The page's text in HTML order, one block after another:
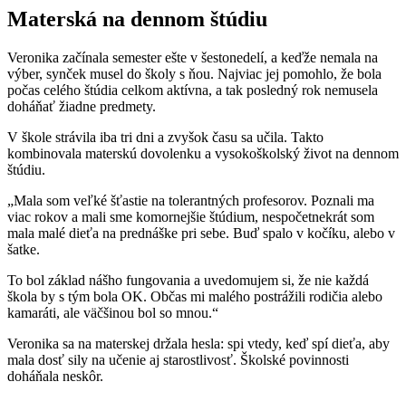
Materská na dennom štúdiu
Veronika začínala semester ešte v šestonedelí, a keďže nemala na
výber, synček musel do školy s ňou. Najviac jej pomohlo, že bola
počas celého štúdia celkom aktívna, a tak posledný rok nemusela
doháňať žiadne predmety.
V škole strávila iba tri dni a zvyšok času sa učila. Takto
kombinovala materskú dovolenku a vysokoškolský život na dennom
štúdiu.
„Mala som veľké šťastie na tolerantných profesorov. Poznali ma
viac rokov a mali sme komornejšie štúdium, nespočetnekrát som
mala malé dieťa na prednáške pri sebe. Buď spalo v kočíku, alebo v
šatke.
To bol základ nášho fungovania a uvedomujem si, že nie každá
škola by s tým bola OK. Občas mi malého postrážili rodičia alebo
kamaráti, ale väčšinou bol so mnou.“
Veronika sa na materskej držala hesla: spi vtedy, keď spí dieťa, aby
mala dosť sily na učenie aj starostlivosť. Školské povinnosti
doháňala neskôr.